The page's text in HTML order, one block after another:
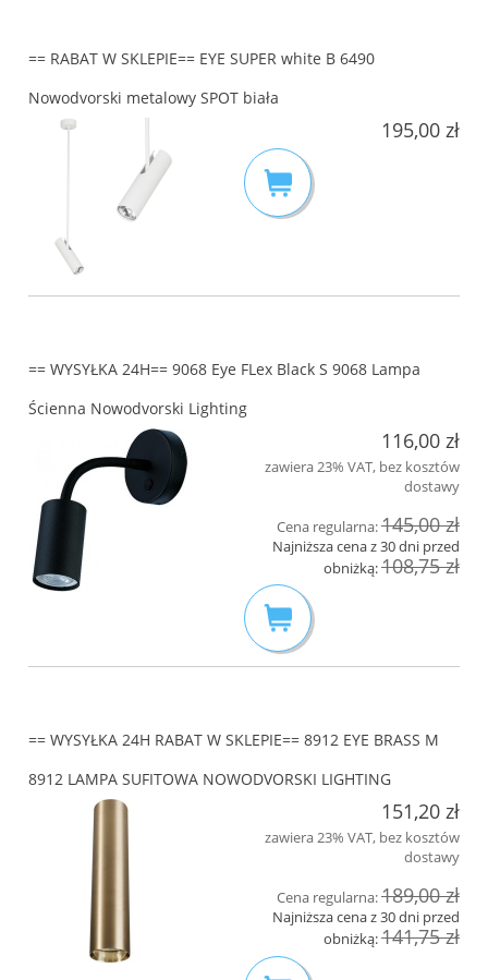
== RABAT W SKLEPIE== EYE SUPER white B 6490
Nowodvorski metalowy SPOT biała
195,00 zł
== WYSYŁKA 24H== 9068 Eye FLex Black S 9068 Lampa
Ścienna Nowodvorski Lighting
116,00 zł
zawiera 23% VAT, bez kosztów
dostawy
Cena regularna:145,00 zł
Najniższa cena z 30 dni przed
obniżką:108,75 zł
== WYSYŁKA 24H RABAT W SKLEPIE== 8912 EYE BRASS M
8912 LAMPA SUFITOWA NOWODVORSKI LIGHTING
151,20 zł
zawiera 23% VAT, bez kosztów
dostawy
Cena regularna:189,00 zł
Najniższa cena z 30 dni przed
obniżką:141,75 zł